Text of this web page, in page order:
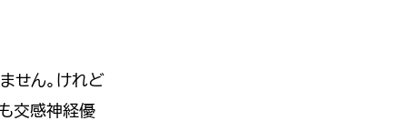
せん。けれど
交感神経優